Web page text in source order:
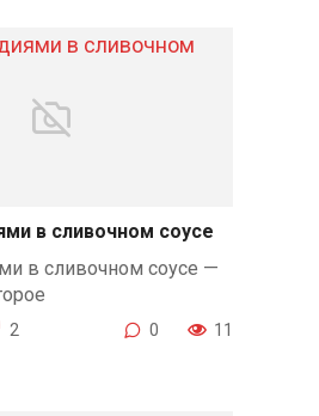
в сливочном соусе
в сливочном соусе —
2 0 11